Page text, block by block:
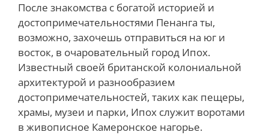
После знакомства с богатой историей и
достопримечательностями Пенанга ты,
возможно, захочешь отправиться на юг и
восток, в очаровательный город Ипох.
Известный своей британской колониальной
архитектурой и разнообразием
достопримечательностей, таких как пещеры,
храмы, музеи и парки, Ипох служит воротами
в живописное Камеронское нагорье.